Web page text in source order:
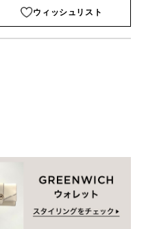
ウィッシュリスト